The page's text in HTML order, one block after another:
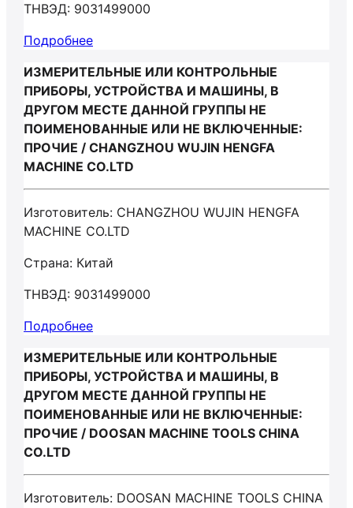
ТНВЭД: 9031499000
Подробнее
ИЗМЕРИТЕЛЬНЫЕ ИЛИ КОНТРОЛЬНЫЕ
ПРИБОРЫ, УСТРОЙСТВА И МАШИНЫ, В
ДРУГОМ МЕСТЕ ДАННОЙ ГРУППЫ НЕ
ПОИМЕНОВАННЫЕ ИЛИ НЕ ВКЛЮЧЕННЫЕ:
ПРОЧИЕ / CHANGZHOU WUJIN HENGFA
MACHINE CO.LTD
Изготовитель: CHANGZHOU WUJIN HENGFA
MACHINE CO.LTD
Страна: Китай
ТНВЭД: 9031499000
Подробнее
ИЗМЕРИТЕЛЬНЫЕ ИЛИ КОНТРОЛЬНЫЕ
ПРИБОРЫ, УСТРОЙСТВА И МАШИНЫ, В
ДРУГОМ МЕСТЕ ДАННОЙ ГРУППЫ НЕ
ПОИМЕНОВАННЫЕ ИЛИ НЕ ВКЛЮЧЕННЫЕ:
ПРОЧИЕ / DOOSAN MACHINE TOOLS CHINA
CO.LTD
Изготовитель: DOOSAN MACHINE TOOLS CHINA